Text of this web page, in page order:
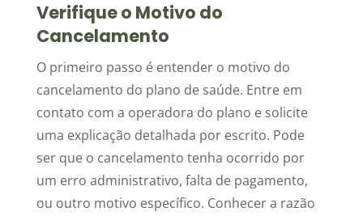
Verifique o Motivo do
Cancelamento
O primeiro passo é entender o motivo do
cancelamento do plano de saúde. Entre em
contato com a operadora do plano e solicite
uma explicação detalhada por escrito. Pode
ser que o cancelamento tenha ocorrido por
um erro administrativo, falta de pagamento,
ou outro motivo específico. Conhecer a razão